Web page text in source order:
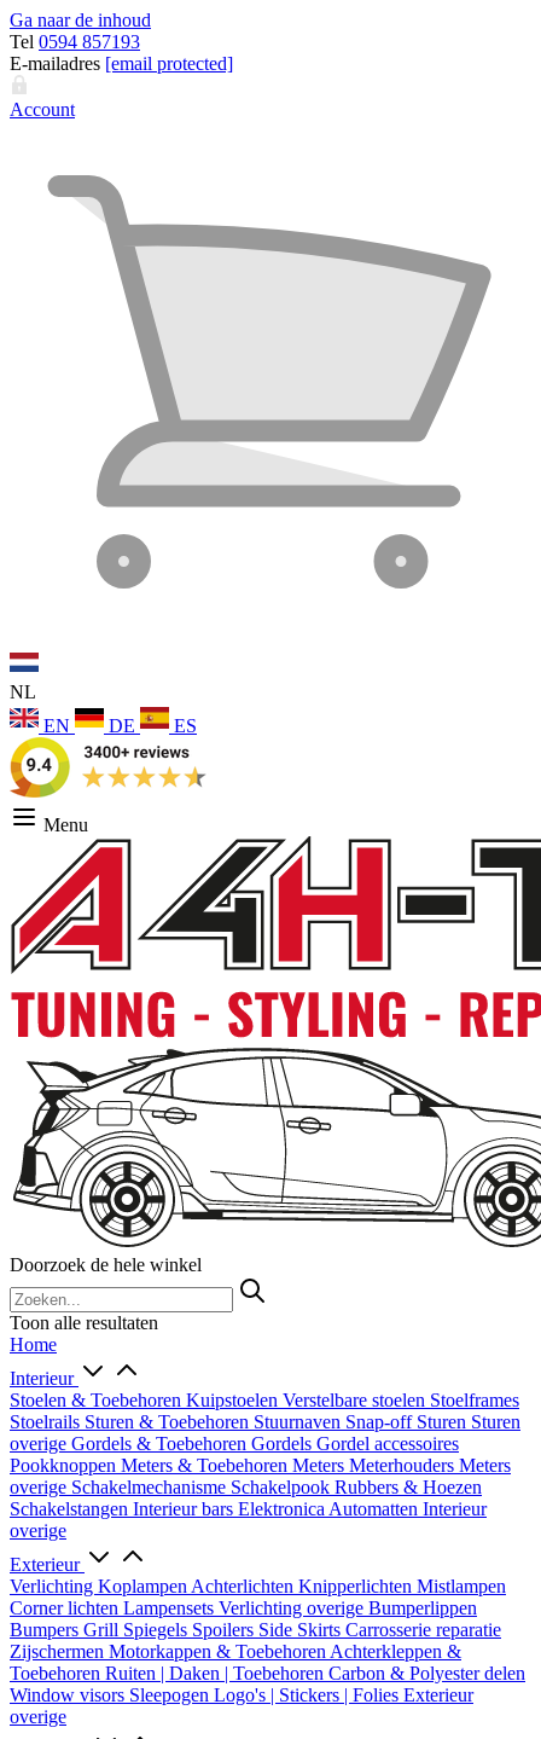
Ga naar de inhoud
Tel 0594 857193
E-mailadres [email protected]
Account
NL
EN
DE ES
Menu
Doorzoek de hele winkel
Toon alle resultaten
Home
Interieur
Stoelen & Toebehoren Kuipstoelen Verstelbare stoelen Stoelframes
Stoelrails Sturen & Toebehoren Stuurnaven Snap-off Sturen Sturen
overige Gordels & Toebehoren Gordels Gordel accessoires
Pookknoppen Meters & Toebehoren Meters Meterhouders Meters
overige Schakelmechanisme Schakelpook Rubbers & Hoezen
Schakelstangen Interieur bars Elektronica Automatten Interieur
overige
Exterieur
Verlichting Koplampen Achterlichten Knipperlichten Mistlampen
Corner lichten Lampensets Verlichting overige Bumperlippen
Bumpers Grill Spiegels Spoilers Side Skirts Carrosserie reparatie
Zijschermen Motorkappen & Toebehoren Achterkleppen &
Toebehoren Ruiten | Daken | Toebehoren Carbon & Polyester delen
Window visors Sleepogen Logo's | Stickers | Folies Exterieur
overige